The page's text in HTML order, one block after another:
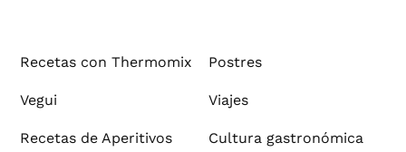
Recetas con Thermomix Postres
Vegui Viajes
Recetas de Aperitivos Cultura gastronómica